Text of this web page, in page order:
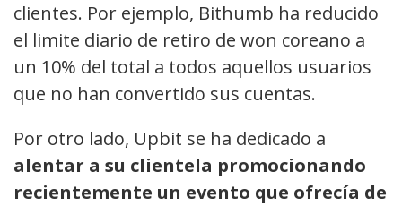
clientes. Por ejemplo, Bithumb ha reducido
el limite diario de retiro de won coreano a
un 10% del total a todos aquellos usuarios
que no han convertido sus cuentas.
Por otro lado, Upbit se ha dedicado a
alentar a su clientela promocionando
recientemente un evento que ofrecía de